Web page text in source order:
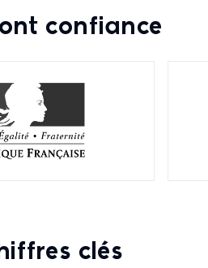
confiance
clés